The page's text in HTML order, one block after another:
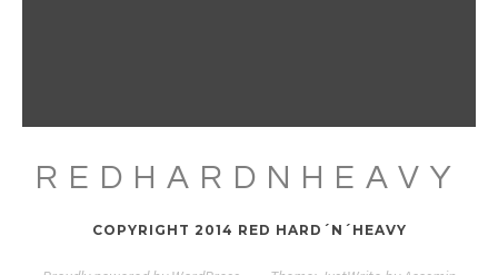
REDHARDNHEAVY
COPYRIGHT 2014 RED HARD´N´HEAVY